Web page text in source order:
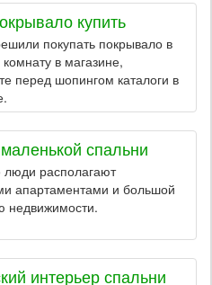
купить
покупать покрывало в
в магазине,
перед шопингом каталоги в
спальни
люди располагают
апартаментами и большой
недвижимости.
интерьер спальни